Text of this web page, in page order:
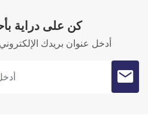
كن على دراية
أدخل عنوان بريدك